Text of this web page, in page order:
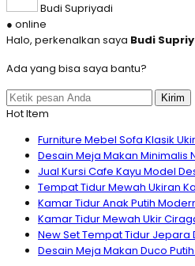
Budi Supriyadi
● online
Halo, perkenalkan saya Budi
Ada yang bisa saya bantu?
Kirim
Hot Item
Furniture Mebel Sofa Klasik
Desain Meja Makan Minimalis
Jual Kursi Cafe Kayu Model
Tempat Tidur Mewah Ukiran
Kamar Tidur Anak Putih
Kamar Tidur Mewah Ukir
New Set Tempat Tidur Jepara
Desain Meja Makan Duco